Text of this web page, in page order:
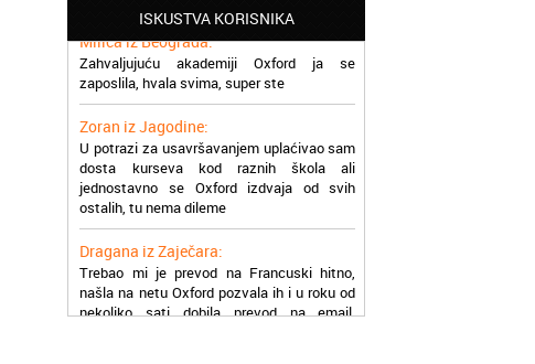
ISKUSTVA KORISNIKA
Zahvaljujuću akademiji Oxford ja se
zaposlila, hvala svima, super ste
Zoran iz Jagodine:
U potrazi za usavršavanjem uplaćivao sam
dosta kurseva kod raznih škola ali
jednostavno se Oxford izdvaja od svih
ostalih, tu nema dileme
Dragana iz Zaječara:
Trebao mi je prevod na Francuski hitno,
našla na netu Oxford pozvala ih i u roku od
nekoliko sati dobila prevod na email,
stvarno su super